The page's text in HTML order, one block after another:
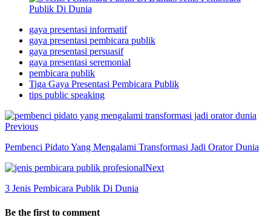
Publik Di Dunia
gaya presentasi informatif
gaya presentasi pembicara publik
gaya presentasi persuasif
gaya presentasi seremonial
pembicara publik
Tiga Gaya Presentasi Pembicara Publik
tips public speaking
Previous
Pembenci Pidato Yang Mengalami Transformasi Jadi Orator Dunia
Next
3 Jenis Pembicara Publik Di Dunia
Be the first to comment